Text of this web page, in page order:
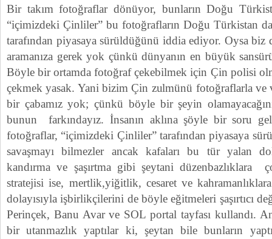
Bir takım fotoğraflar dönüyor, bunların Doğu
“içimizdeki Çinliler” bu fotoğrafların Doğu Türkistan
tarafından piyasaya sürüldüğünü iddia ediyor. Oysa
aramanıza gerek yok çünkü dünyanın en büyük
Böyle bir ortamda fotoğraf çekebilmek için Çin polisi
çekmek yasak. Yani bizim Çin zulmünü fotoğraflarla ve
bir çabamız yok; çünkü böyle bir şeyin
bunun farkındayız. İnsanın aklına şöyle bir soru
fotoğraflar, “içimizdeki Çinliler” tarafından piyasaya
savaşmayı bilmezler ancak kafaları bu tür yalan
kandırma ve şaşırtma gibi şeytani düzenbazlıklara
stratejisi ise, mertlik,yiğitlik, cesaret ve
dolayısıyla işbirlikçilerini de böyle eğitmeleri şaşırtıcı
Perinçek, Banu Avar ve SOL portal tayfası kullandı.
bir utanmazlık yaptılar ki, şeytan bile bunların